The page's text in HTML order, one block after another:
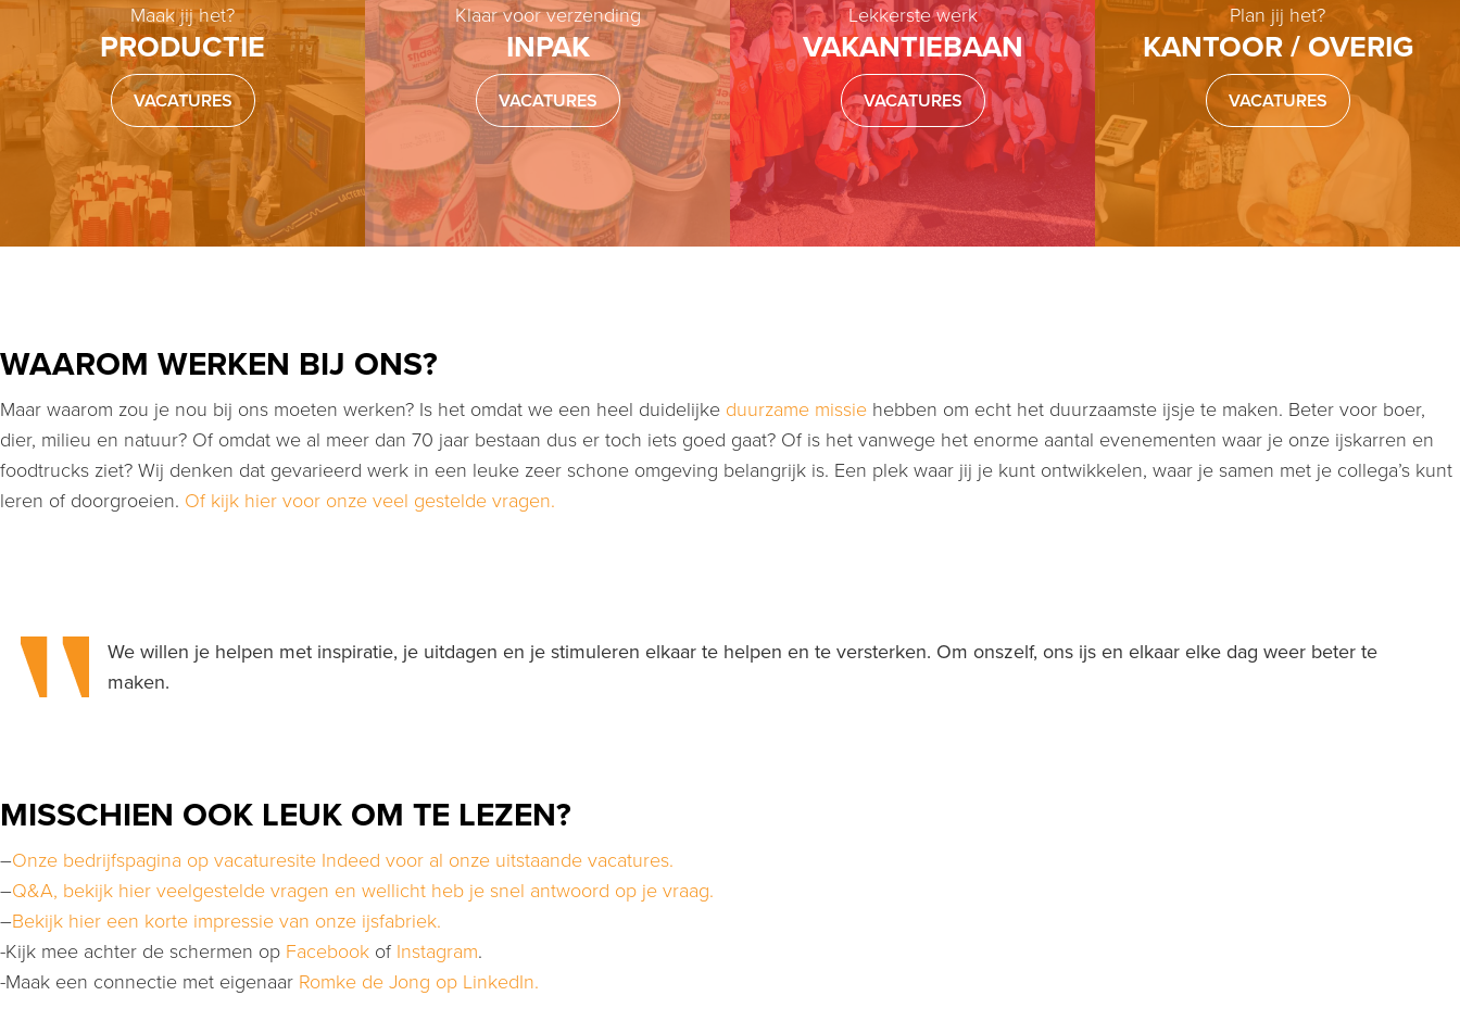
Maak jij het?
PRODUCTIE
VACATURES
Klaar voor verzending
INPAK
VACATURES
Lekkerste werk
VAKANTIEBAAN
VACATURES
Plan jij het?
KANTOOR / OVERIG
VACATURES
WAAROM WERKEN BIJ ONS?
Maar waarom zou je nou bij ons moeten werken? Is het omdat we een heel duidelijke duurzame missie hebben om echt het duurzaamste ijsje te maken. Beter voor boer,
dier, milieu en natuur? Of omdat we al meer dan 70 jaar bestaan dus er toch iets goed gaat? Of is het vanwege het enorme aantal evenementen waar je onze ijskarren en
foodtrucks ziet? Wij denken dat gevarieerd werk in een leuke zeer schone omgeving belangrijk is. Een plek waar jij je kunt ontwikkelen, waar je samen met je collega’s kunt
leren of doorgroeien. Of kijk hier voor onze veel gestelde vragen.
We willen je helpen met inspiratie, je uitdagen en je stimuleren elkaar te helpen en te versterken. Om onszelf, ons ijs en elkaar elke dag weer beter te
maken.
MISSCHIEN OOK LEUK OM TE LEZEN?
–Onze bedrijfspagina op vacaturesite Indeed voor al onze uitstaande vacatures.
–Q&A, bekijk hier veelgestelde vragen en wellicht heb je snel antwoord op je vraag.
–Bekijk hier een korte impressie van onze ijsfabriek.
-Kijk mee achter de schermen op Facebook of Instagram.
-Maak een connectie met eigenaar Romke de Jong op LinkedIn.